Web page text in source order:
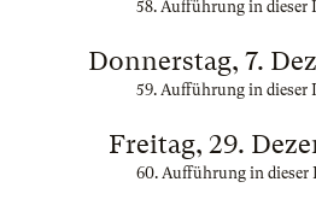
58. Aufführung in dieser
Donnerstag, 7.
59. Aufführung in dieser
Freitag, 29.
60. Aufführung in dieser